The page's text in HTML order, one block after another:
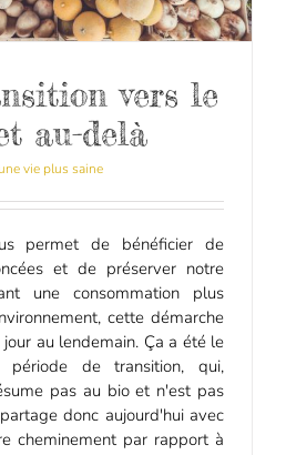
vers le
au-delà
vie plus saine
permet de bénéficier de
et de préserver notre
une consommation plus
cette démarche
au lendemain. Ça a été le
de transition, qui,
pas au bio et n'est pas
donc aujourd'hui avec
cheminement par rapport à